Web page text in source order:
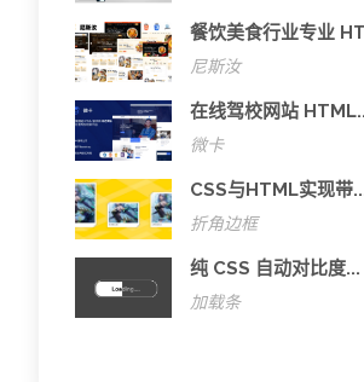
餐饮美食行业专业
尼斯汝
在线驾校网站
微卡
CSS与HTML实现带
折角边框
纯 CSS 自动对比度...
加载条